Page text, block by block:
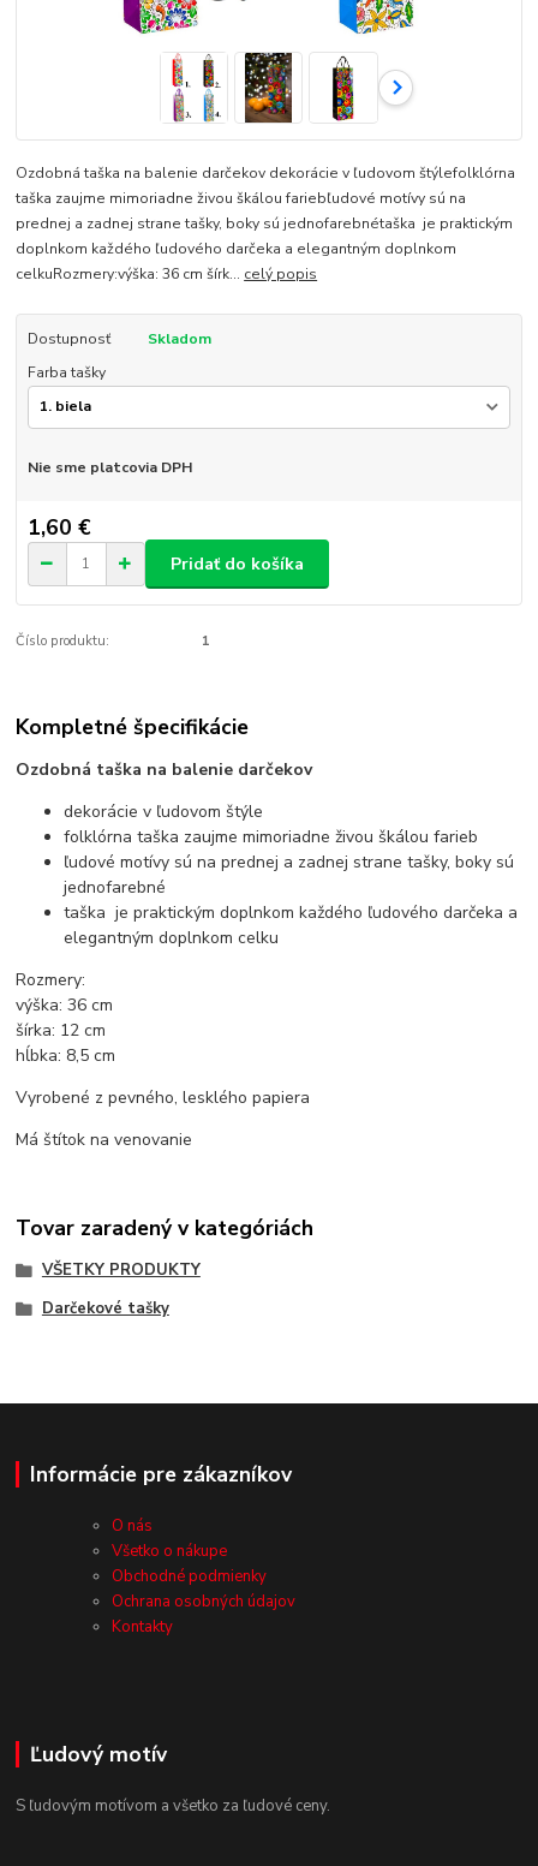
Ozdobná taška na balenie darčekov dekorácie v ľudovom štýlefolklórna
taška zaujme mimoriadne živou škálou fariebľudové motívy sú na
prednej a zadnej strane tašky, boky sú jednofarebnétaška je praktickým
doplnkom každého ľudového darčeka a elegantným doplnkom
celkuRozmery:výška: 36 cm šírk... celý popis
Dostupnosť
Skladom
Farba tašky
Nie sme platcovia DPH
1,60 €
Pridať do košíka
Číslo produktu: 1
Kompletné špecifikácie
Ozdobná taška na balenie darčekov
dekorácie v ľudovom štýle
folklórna taška zaujme mimoriadne živou škálou farieb
ľudové motívy sú na prednej a zadnej strane tašky, boky sú
jednofarebné
taška je praktickým doplnkom každého ľudového darčeka a
elegantným doplnkom celku
Rozmery:
výška: 36 cm
šírka: 12 cm
hĺbka: 8,5 cm
Vyrobené z pevného, ​​lesklého papiera
Má štítok na venovanie
Tovar zaradený v kategóriách
VŠETKY PRODUKTY
Darčekové tašky
Informácie pre zákazníkov
O nás
Všetko o nákupe
Obchodné podmienky
Ochrana osobných údajov
Kontakty
Ľudový motív
S ľudovým motívom a všetko za ľudové ceny.